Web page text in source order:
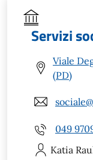
Servizi
Viale
(PD)
049
Katia